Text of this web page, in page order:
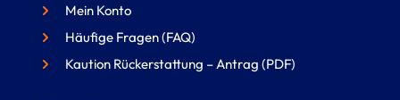
Mein Konto
Häufige Fragen (FAQ)
Kaution Rückerstattung – Antrag (PDF)